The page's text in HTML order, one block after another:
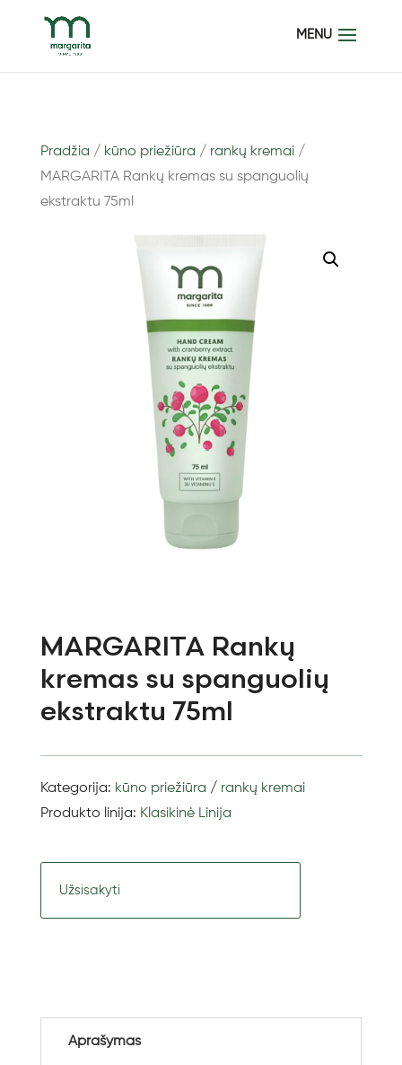
Pradžia / kūno priežiūra / rankų kremai/
MARGARITA Rankų kremas su spanguolių
ekstraktu 75ml
MARGARITA Rankų
kremas su spanguolių
ekstraktu 75ml
Kategorija: kūno priežiūra / rankų kremai
Produkto linija: Klasikinė Linija
Užsisakyti
Aprašymas